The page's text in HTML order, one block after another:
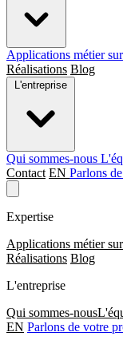
Applications métier
Réalisations Blog
Qui sommes-nous
Contact EN Parlons
Expertise
Applications métier
Réalisations Blog
L'entreprise
Qui sommes-nous
EN Parlons de votre